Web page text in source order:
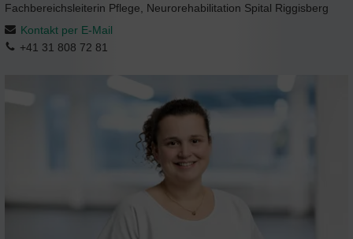
Fachbereichsleiterin Pflege, Neurorehabilitation Spital Riggisberg
Kontakt per E-Mail
+41 31 808 72 81